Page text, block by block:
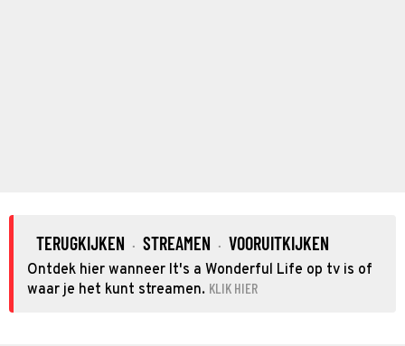
TERUGKIJKEN · STREAMEN · VOORUITKIJKEN
Ontdek hier wanneer It's a Wonderful Life op tv is of
waar je het kunt streamen. KLIK HIER